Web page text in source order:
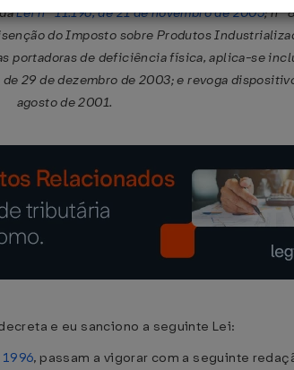
Lei nº 11.196, de 21 de novembro de 2005; nº
do Imposto sobre Produtos
portadoras de deficiência física, aplica-se
29 de dezembro de 2003; e revoga
agosto de 2001.
e eu sanciono a seguinte Lei:
, passam a vigorar com a seguinte